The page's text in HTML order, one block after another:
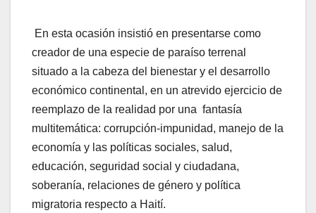
En esta ocasión insistió en presentarse como
creador de una especie de paraíso terrenal
situado a la cabeza del bienestar y el desarrollo
económico continental, en un atrevido ejercicio de
reemplazo de la realidad por una fantasía
multitemática: corrupción-impunidad, manejo de la
economía y las políticas sociales, salud,
educación, seguridad social y ciudadana,
soberanía, relaciones de género y política
migratoria respecto a Haití.